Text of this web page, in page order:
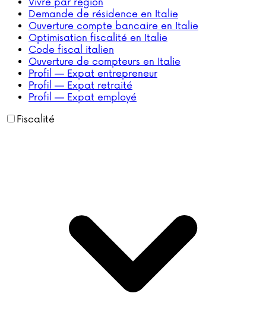
Vivre par région
Demande de résidence en Italie
Ouverture compte bancaire en Italie
Optimisation fiscalité en Italie
Code fiscal italien
Ouverture de compteurs en Italie
Profil — Expat entrepreneur
Profil — Expat retraité
Profil — Expat employé
Fiscalité